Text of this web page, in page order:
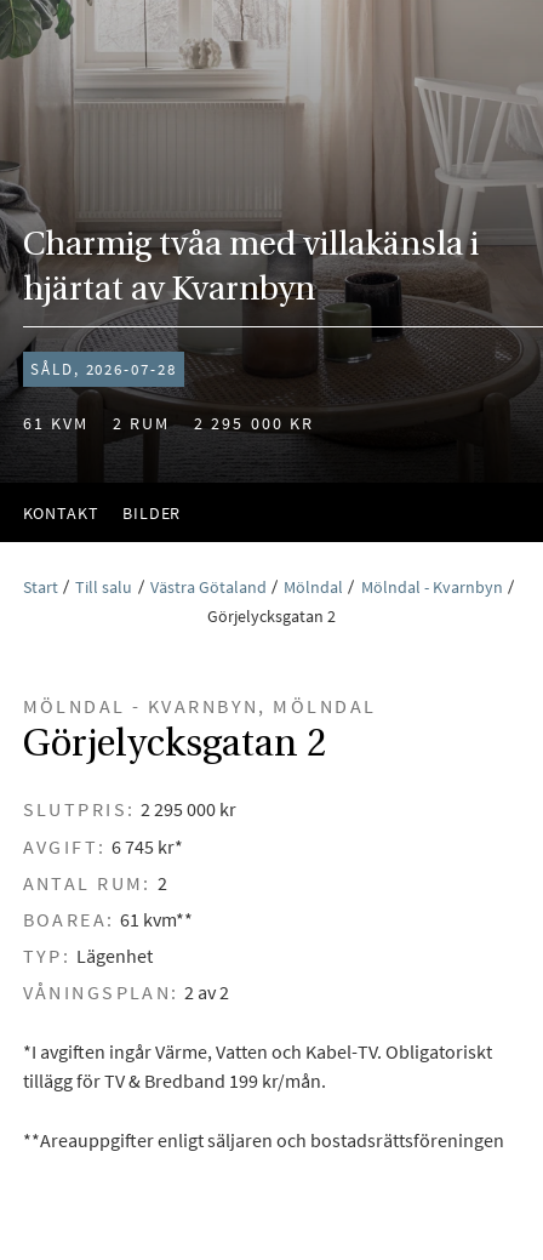
Charmig tvåa med villakänsla i
hjärtat av Kvarnbyn
SÅLD, 2026-07-28
61 KVM 2 RUM 2 295 000 KR
KONTAKT BILDER
Start Till salu Västra Götaland Mölndal
Mölndal - Kvarnbyn
Görjelycksgatan 2
MÖLNDAL - KVARNBYN, MÖLNDAL
Görjelycksgatan 2
SLUTPRIS: 2 295 000 kr
AVGIFT: 6 745 kr*
ANTAL RUM: 2
BOAREA: 61 kvm**
TYP: Lägenhet
VÅNINGSPLAN: 2 av 2
*I avgiften ingår Värme, Vatten och Kabel-TV. Obligatoriskt
tillägg för TV & Bredband 199 kr/mån.
**Areauppgifter enligt säljaren och bostadsrättsföreningen